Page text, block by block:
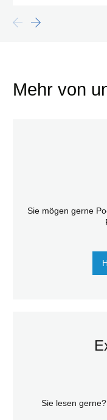
Mehr von
Sie mögen gerne
Sie lesen